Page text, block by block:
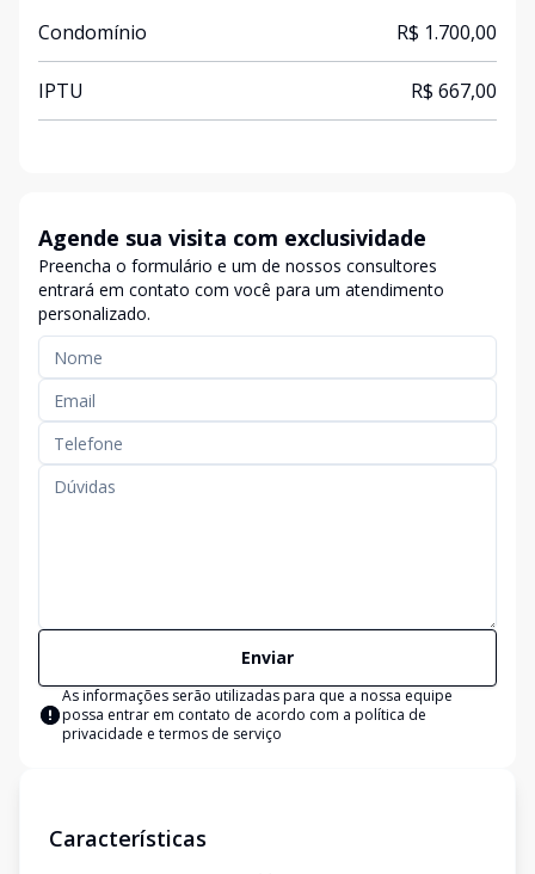
Condomínio R$ 1.700,00
IPTU R$ 667,00
Agende sua visita com exclusividade
Preencha o formulário e um de nossos consultores
entrará em contato com você para um atendimento
personalizado.
Enviar
As informações serão utilizadas para que a nossa equipe
possa entrar em contato de acordo com a política de
privacidade e termos de serviço
Características